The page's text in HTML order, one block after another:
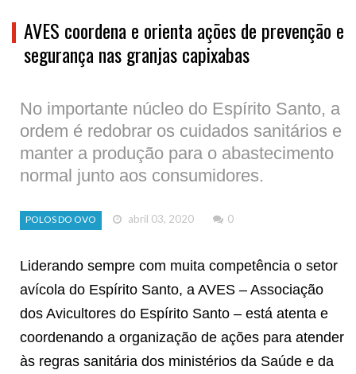
AVES coordena e orienta ações de prevenção e
segurança nas granjas capixabas
No importante núcleo do Espírito Santo, a
ordem é redobrar os cuidados sanitários e
manter a produção para o abastecimento
normal junto aos consumidores.
POLOS DO OVO abril 03, 2020 0
Liderando sempre com muita competência o setor
avícola do Espírito Santo, a AVES – Associação
dos Avicultores do Espírito Santo – está atenta e
coordenando a organização de ações para atender
às regras sanitária dos ministérios da Saúde e da